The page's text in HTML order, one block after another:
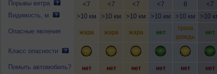
Порывы ветра
Видимость, м
Опасные явления
Класс опасности
Помыть автомобиль?
<7
>10 км
жара
нет
<7
>10 км
жара
нет
<7
>10 км
жара
нет
<7
>10 км
нет
нет
8
>10 км
гроза
дождь
нет
<7
>10
нет
нет